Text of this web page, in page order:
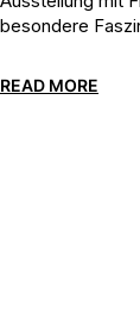
besondere
READ MORE